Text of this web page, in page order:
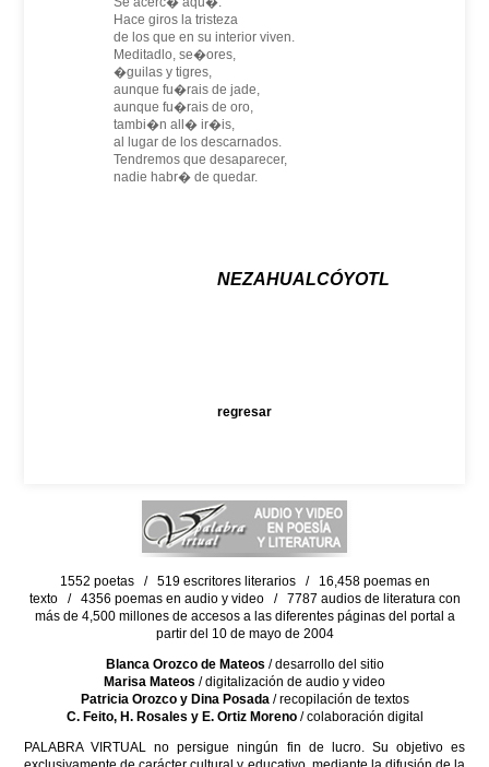
Hace giros la tristeza
de los que en su interior viven.
Meditadlo, se�ores,
�guilas y tigres,
aunque fu�rais de jade,
aunque fu�rais de oro,
tambi�n all� ir�is,
al lugar de los descarnados.
Tendremos que desaparecer,
nadie habr� de quedar.
NEZAHUALCÓYOTL
regresar
1552 poetas / 519 escritores literarios / 16,458 poemas en
texto / 4356 poemas en audio y video / 7787 audios de literatura con
más de 4,500 millones de accesos a las diferentes páginas del portal a
partir del 10 de mayo de 2004
Blanca Orozco de Mateos / desarrollo del sitio
Marisa Mateos / digitalización de audio y video
Patricia Orozco y Dina Posada/ recopilación de textos
C. Feito, H. Rosales y E. Ortiz Moreno/ colaboración digital
PALABRA VIRTUAL no persigue ningún fin de lucro. Su objetivo es